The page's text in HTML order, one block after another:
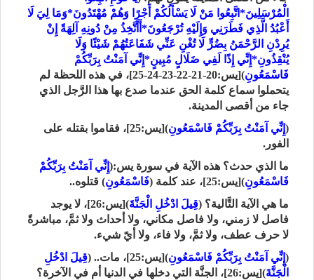
الْمُرْسَلِينَ*اتَّبِعُوا مَنْ لَا يَسْأَلُكُمْ أَجْرًا وَهُمْ مُهْتَدُونَ*وَمَا لِيَ لَا
أَعْبُدُ الَّذِي فَطَرَنِي وَإِلَيْهِ تُرْجَعُونَ*أَأَتَّخِذُ مِنْ دُونِهِ آلِهَةً إِنْ
يُرِدْنِ الرَّحْمَنُ بِضُرٍّ لَا تُغْنِ عَنِّي شَفَاعَتُهُمْ شَيْئًا وَلَا
يُنْقِذُونِ*إِنِّي إِذًا لَفِي ضَلَالٍ مُبِينٍ*إِنِّي آمَنْتُ بِرَبِّكُمْ
فَاسْمَعُونِ
)[يس:20-21-22-23-24-25]، في هذه اللحظة لم
يتحملوا سماع كلمة الحق عندما صدع بها هذا الرَّجل الذي
جاء من أقصى المدينة.
(إِنِّي آمَنْتُ بِرَبِّكُمْ فَاسْمَعُونِ
)[يس:25]، فقاموا بقتله على
الفور.
ما الذي حدث؟ هذه الآية في سورة يس:(إِنِّي آمَنْتُ بِرَبِّكُمْ
فَاسْمَعُونِ)[يس:25]، عند كلمة ( فَاسْمَعُونِ) قتلوه..
ما هي الآية التَّالية؟ (قِيلَ ادْخُلِ الْجَنَّةَ
)[يس:26]، لا يوجد
فاصل لا زمني، ولا فاصل مكاني، ولا أحداث ولا ثمَّ، مباشرةً
لا حرف عطف، ولا ثمَّ، ولا فاء، ولا أيّ شيء.
(إِنِّي آمَنْتُ بِرَبِّكُمْ فَاسْمَعُونِ)[يس:25]، مات.. (
قِيلَ ادْخُلِ
الْجَنَّةَ)[يس:26]، الجنَّة التي دخلها في الدنيا أم في الآخرة؟